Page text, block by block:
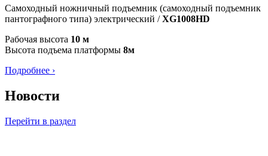
Самоходный ножничный подъемник (самоходный подъемник
пантографного типа) электрический /XG1008HD
Рабочая высота 10 м
Высота подъема платформы 8м
Подробнее ›
Новости
Перейти в раздел